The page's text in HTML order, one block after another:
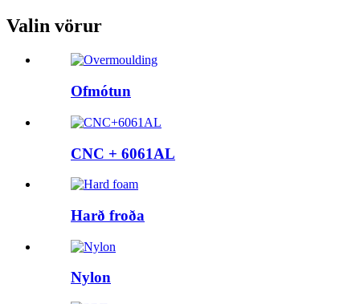
Valin vörur
Ofmótun
CNC + 6061AL
Harð froða
Nylon